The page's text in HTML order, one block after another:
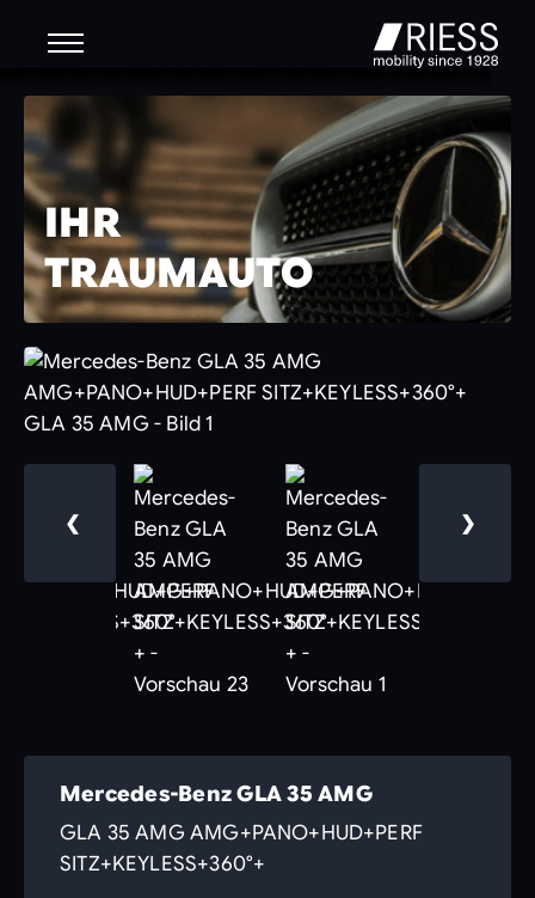
IHR
TRAUMAUTO
❮ ❯
Mercedes-Benz GLA 35 AMG
GLA 35 AMG AMG+PANO+HUD+PERF
SITZ+KEYLESS+360°+